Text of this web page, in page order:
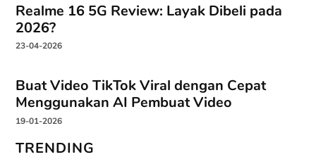
Realme 16 5G Review: Layak Dibeli pada
2026?
23-04-2026
Buat Video TikTok Viral dengan Cepat
Menggunakan AI Pembuat Video
19-01-2026
TRENDING